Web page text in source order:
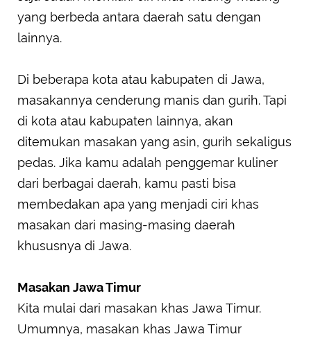
yang berbeda antara daerah satu dengan
lainnya.
Di beberapa kota atau kabupaten di Jawa,
masakannya cenderung manis dan gurih. Tapi
di kota atau kabupaten lainnya, akan
ditemukan masakan yang asin, gurih sekaligus
pedas. Jika kamu adalah penggemar kuliner
dari berbagai daerah, kamu pasti bisa
membedakan apa yang menjadi ciri khas
masakan dari masing-masing daerah
khususnya di Jawa.
Masakan Jawa Timur
Kita mulai dari masakan khas Jawa Timur.
Umumnya, masakan khas Jawa Timur